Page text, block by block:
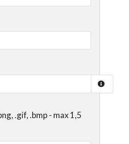
.gif, .bmp - max 1,5